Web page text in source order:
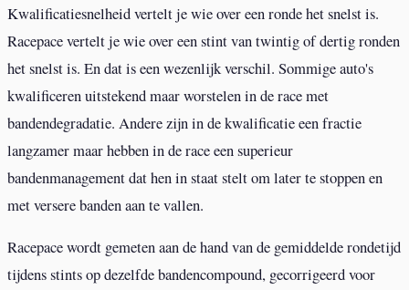
Kwalificatiesnelheid vertelt je wie over een ronde het snelst is.
Racepace vertelt je wie over een stint van twintig of dertig ronden
het snelst is. En dat is een wezenlijk verschil. Sommige auto's
kwalificeren uitstekend maar worstelen in de race met
bandendegradatie. Andere zijn in de kwalificatie een fractie
langzamer maar hebben in de race een superieur
bandenmanagement dat hen in staat stelt om later te stoppen en
met versere banden aan te vallen.
Racepace wordt gemeten aan de hand van de gemiddelde rondetijd
tijdens stints op dezelfde bandencompound, gecorrigeerd voor